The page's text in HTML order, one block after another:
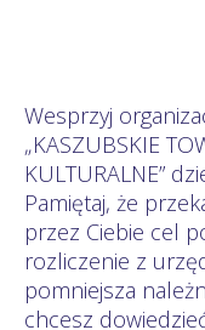
Wesprzyj
„KASZUBSKIE
KULTURALNE”
Pamiętaj, że
przez Ciebie cel
rozliczenie z
pomniejsza
chcesz